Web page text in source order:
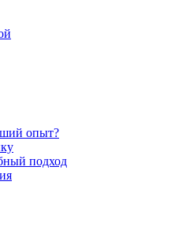
опыт?
подход